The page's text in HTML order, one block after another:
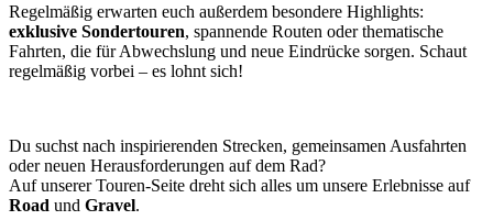
Regelmäßig erwarten euch außerdem besondere Highlights:
exklusive Sondertouren, spannende Routen oder thematische
Fahrten, die für Abwechslung und neue Eindrücke sorgen. Schaut
regelmäßig vorbei – es lohnt sich!
Du suchst nach inspirierenden Strecken, gemeinsamen Ausfahrten
oder neuen Herausforderungen auf dem Rad?
Auf unserer Touren-Seite dreht sich alles um unsere Erlebnisse auf
Road und Gravel.